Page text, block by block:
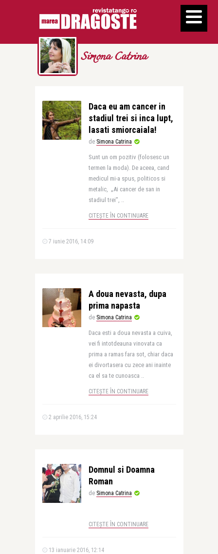
Simona Catrina
Daca eu am cancer in
stadiul trei si inca lupt,
lasati smiorcaiala!
de Simona Catrina
Sunt un om pozitiv (folosesc un
termen la moda). De aceea, cand
medicul mi-a spus, politicos si
metalic, „Ai cancer de san in
stadiul trei”, ..
CITEȘTE ÎN CONTINUARE
7 iunie 2016, 14:09
A doua nevasta, dupa
prima napasta
de Simona Catrina
Daca esti a doua nevasta a cuiva,
vei fi intotdeauna vinovata ca
prima a ramas fara sot, chiar daca
ei divortasera cu zece ani inainte
ca el sa te cunoasca ..
CITEȘTE ÎN CONTINUARE
2 aprilie 2016, 15:24
Domnul si Doamna
Roman
de Simona Catrina
CITEȘTE ÎN CONTINUARE
13 ianuarie 2016, 12:14